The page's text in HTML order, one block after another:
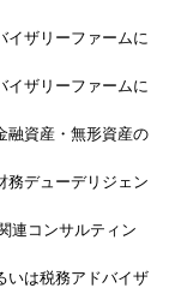
ザリーファームに
ザリーファームに
融資産・無形資産の
デューデリジェン
連コンサルティン
いは税務アドバイザ